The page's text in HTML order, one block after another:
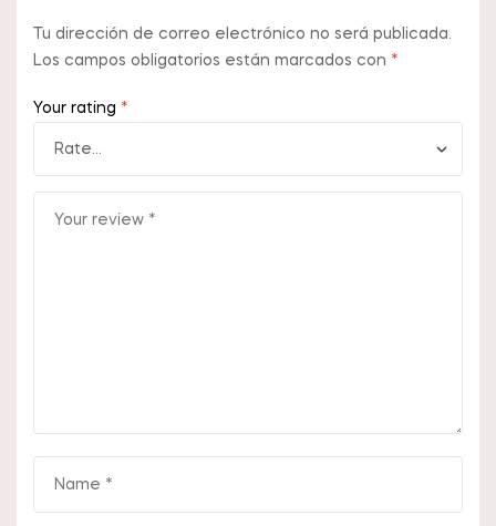
Tu dirección de correo electrónico no será publicada.
Los campos obligatorios están marcados con *
Your rating *